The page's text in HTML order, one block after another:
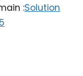
:Solution